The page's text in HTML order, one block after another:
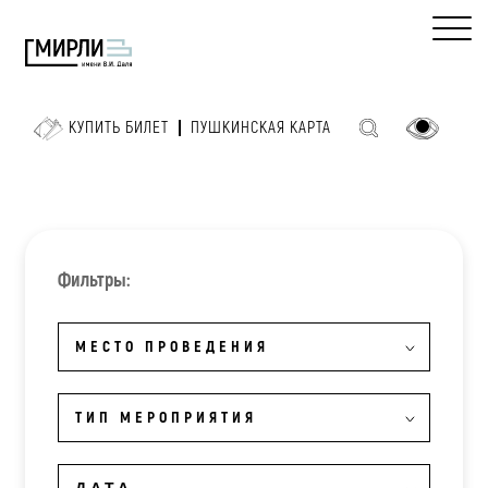
КУПИТЬ БИЛЕТ ПУШКИНСКАЯ КАРТА
Фильтры:
МЕСТО ПРОВЕДЕНИЯ
ТИП МЕРОПРИЯТИЯ